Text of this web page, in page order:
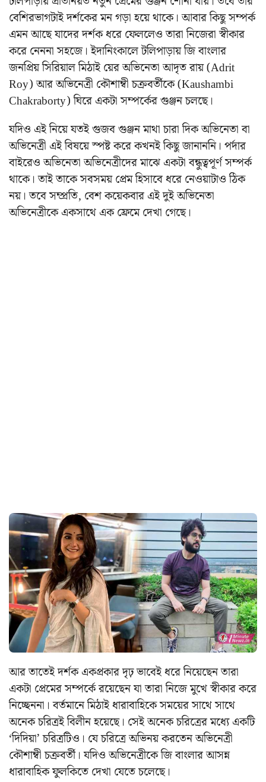
বেশিরভাগটাই দর্শকের মন গড়া হয়ে থাকে। আবার কিছু সম্পর্ক
এমন আছে যাদের দর্শক ধরে ফেললেও তারা নিজেরা স্বীকার
করে নেননা সহজে। ইদানিংকালে টলিপাড়ায় জি বাংলার
জনপ্রিয় সিরিয়াল মিঠাই য়ের অভিনেতা আদৃত রায় (Adrit
Roy) আর অভিনেত্রী কৌশাম্বী চক্রবর্তীকে (Kaushambi
Chakraborty) ঘিরে একটা সম্পর্কের গুঞ্জন চলছে।
যদিও এই নিয়ে যতই গুজব গুঞ্জন মাথা চারা দিক অভিনেতা বা
অভিনেত্রী এই বিষয়ে স্পষ্ট করে কখনই কিছু জানাননি। পর্দার
বাইরেও অভিনেতা অভিনেত্রীদের মাঝে একটা বন্ধুত্বপূর্ণ সম্পর্ক
থাকে। তাই তাকে সবসময় প্রেম হিসাবে ধরে নেওয়াটাও ঠিক
নয়। তবে সম্প্রতি, বেশ কয়েকবার এই দুই অভিনেতা
অভিনেত্রীকে একসাথে এক ফ্রেমে দেখা গেছে।
আর তাতেই দর্শক একপ্রকার দৃঢ় ভাবেই ধরে নিয়েছেন তারা
একটা প্রেমের সম্পর্কে রয়েছেন যা তারা নিজে মুখে স্বীকার করে
নিচ্ছেননা। বর্তমানে মিঠাই ধারাবাহিকে সময়ের সাথে সাথে
অনেক চরিত্রই বিলীন হয়েছে। সেই অনেক চরিত্রের মধ্যে একটি
‘দিদিয়া’ চরিত্রটিও। যে চরিত্রে অভিনয় করতেন অভিনেত্রী
কৌশাম্বী চক্রবর্তী। যদিও অভিনেত্রীকে জি বাংলার আসন্ন
ধারাবাহিক ফুলকিতে দেখা যেতে চলেছে।